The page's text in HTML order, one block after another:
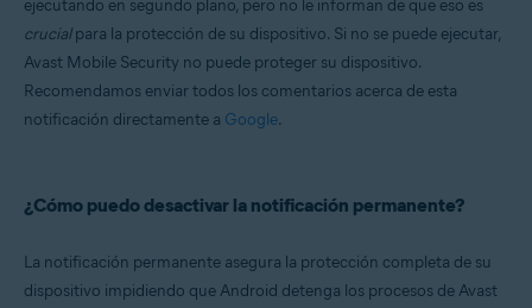
ejecutando en segundo plano, pero no le informan de que eso es
crucialpara la protección de su dispositivo. Si no se puede ejecutar,
Avast Mobile Security no puede proteger su dispositivo.
Recomendamos enviar todos los comentarios acerca de esta
notificación directamente a Google.
¿Cómo puedo desactivar la notificación permanente?
La notificación permanente asegura la protección completa de su
dispositivo impidiendo que Android detenga los procesos de Avast